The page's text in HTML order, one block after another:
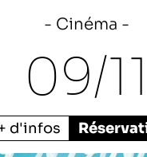
Cinéma
09/11
d'infos